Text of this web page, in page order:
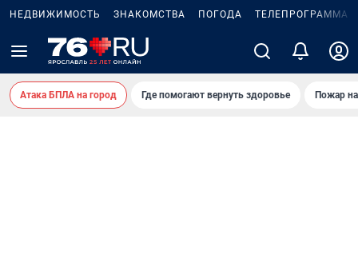
НЕДВИЖИМОСТЬ ЗНАКОМСТВА ПОГОДА ТЕЛЕПРОГРАММА
Атака БПЛА на город Где помогают вернуть здоровье Пожар